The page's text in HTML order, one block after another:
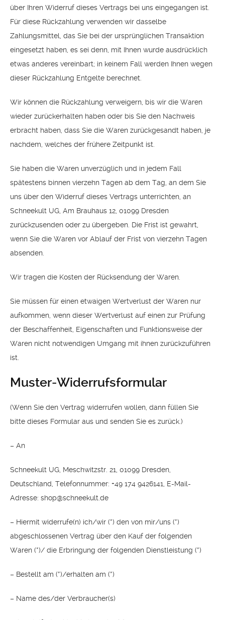
über Ihren Widerruf dieses Vertrags bei uns eingegangen ist.
Für diese Rückzahlung verwenden wir dasselbe
Zahlungsmittel, das Sie bei der ursprünglichen Transaktion
eingesetzt haben, es sei denn, mit Ihnen wurde ausdrücklich
etwas anderes vereinbart; in keinem Fall werden Ihnen wegen
dieser Rückzahlung Entgelte berechnet.
Wir können die Rückzahlung verweigern, bis wir die Waren
wieder zurückerhalten haben oder bis Sie den Nachweis
erbracht haben, dass Sie die Waren zurückgesandt haben, je
nachdem, welches der frühere Zeitpunkt ist.
Sie haben die Waren unverzüglich und in jedem Fall
spätestens binnen vierzehn Tagen ab dem Tag, an dem Sie
uns über den Widerruf dieses Vertrags unterrichten, an
Schneekult UG, Am Brauhaus 12, 01099 Dresden
zurückzusenden oder zu übergeben. Die Frist ist gewahrt,
wenn Sie die Waren vor Ablauf der Frist von vierzehn Tagen
absenden.
Wir tragen die Kosten der Rücksendung der Waren.
Sie müssen für einen etwaigen Wertverlust der Waren nur
aufkommen, wenn dieser Wertverlust auf einen zur Prüfung
der Beschaffenheit, Eigenschaften und Funktionsweise der
Waren nicht notwendigen Umgang mit ihnen zurückzuführen
ist.
Muster-Widerrufsformular
(Wenn Sie den Vertrag widerrufen wollen, dann füllen Sie
bitte dieses Formular aus und senden Sie es zurück.)
– An
Schneekult UG, Meschwitzstr. 21, 01099 Dresden,
Deutschland, Telefonnummer: +49 174 9426141, E-Mail-
Adresse: shop@schneekult.de
– Hiermit widerrufe(n) ich/wir (*) den von mir/uns (*)
abgeschlossenen Vertrag über den Kauf der folgenden
Waren (*)/ die Erbringung der folgenden Dienstleistung (*)
– Bestellt am (*)/erhalten am (*)
– Name des/der Verbraucher(s)